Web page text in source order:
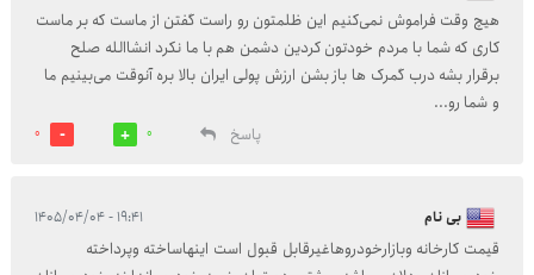
هیچ وقت فراموش نمی‌کنیم این ظلمتون رو راست گفتن از ماست که بر ماست
کاری که شما با مردم خودتون کردین دشمن هم با ما نکرد انشاالله صلح
برقرار بشه درب گمرک ها باز بشن ارزش پولی ایران بالا بره آنوقت می‌بینیم ما
و شما رو...
پاسخ
0
0
بی نام ۱۹:۴۱ - ۱۴۰۵/۰۴/۰۴
قیمت کارخانه وبازارخودروهاغیرقابل قبول است اینهاساخته وپرداخته